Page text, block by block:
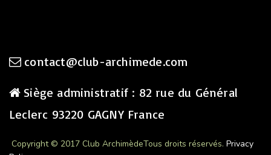
contact@club-archimede.com
Siège administratif : 82 rue du Général
Leclerc 93220 GAGNY France
Copyright © 2017 Club ArchimèdeTous droits réservés. Privacy